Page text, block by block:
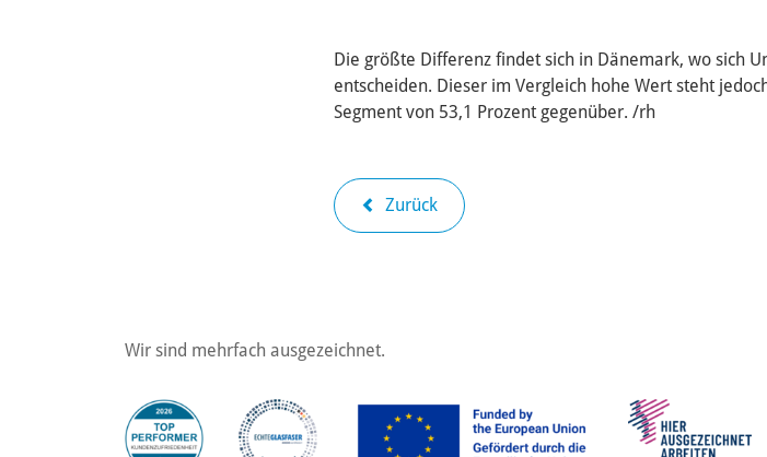
Die größte Differenz findet sich in Dänemark, wo sich
entscheiden. Dieser im Vergleich hohe Wert steht
Segment von 53,1 Prozent gegenüber. /rh
Zurück
Wir sind mehrfach ausgezeichnet.